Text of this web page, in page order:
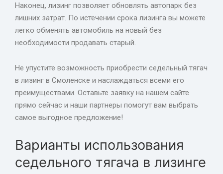
Наконец, лизинг позволяет обновлять автопарк без
лишних затрат. По истечении срока лизинга вы можете
легко обменять автомобиль на новый без
необходимости продавать старый.
Не упустите возможность приобрести седельный тягач
в лизинг в Смоленске и наслаждаться всеми его
преимуществами. Оставьте заявку на нашем сайте
прямо сейчас и наши партнеры помогут вам выбрать
самое выгодное предложение!
Варианты использования
седельного тягача в лизинге